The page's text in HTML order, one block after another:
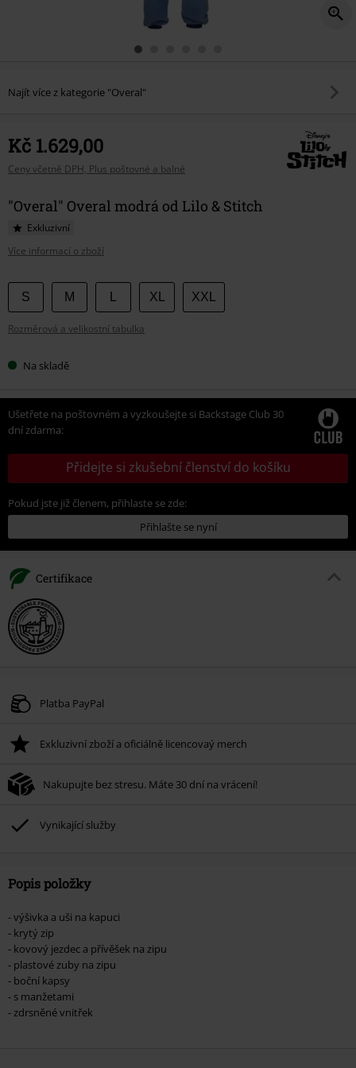
Najít více z kategorie "Overal"
Kč 1.629,00
Ceny včetně DPH, Plus poštovné a balné
"Overal" Overal modrá od Lilo & Stitch
Exkluzivní
Více informací o zboží
Vyberte
si
velikost
S M XL XXL
Rozměrová a velikostní tabulka
Na skladě
Ušetřete na poštovném a vyzkoušejte si Backstage Club 30
dní zdarma:
Přidejte si zkušební členství do košíku
Pokud jste již členem, přihlaste se zde:
Přihlašte se nyní
Certifikace
Platba PayPal
Exkluzivní zboží a oficiálně licencovaý merch
Nakupujte bez stresu. Máte 30 dní na vrácení!
Vynikající služby
Popis položky
- výšivka a uši na kapuci
- krytý zip
- kovový jezdec a přívěšek na zipu
- plastové zuby na zipu
- boční kapsy
- s manžetami
- zdrsněné vnitřek